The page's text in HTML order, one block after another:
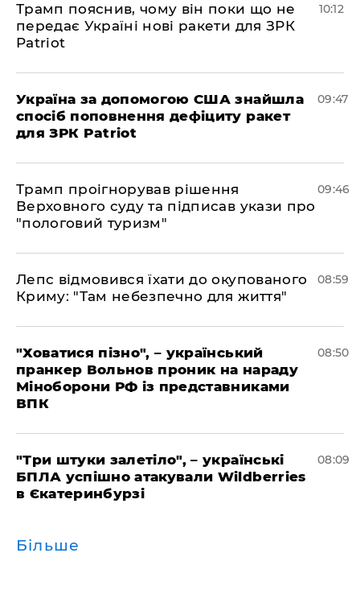
Трамп пояснив, чому він поки що не
передає Україні нові ракети для ЗРК
Patriot
10:12
Україна за допомогою США знайшла
спосіб поповнення дефіциту ракет
для ЗРК Patriot
09:47
Трамп проігнорував рішення
Верховного суду та підписав укази про
"пологовий туризм"
09:46
Лепс відмовився їхати до окупованого
Криму: "Там небезпечно для життя"
08:59
"Ховатися пізно", – український
пранкер Вольнов проник на нараду
Міноборони РФ із представниками
ВПК
08:50
"Три штуки залетіло", – українські
БПЛА успішно атакували Wildberries
в Єкатеринбурзі
08:09
Більше